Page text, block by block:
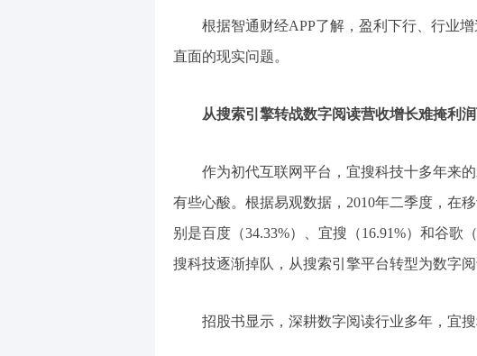
根据智通财经APP了解，盈利下行、行业
直面的现实问题。
从搜索引擎转战数字阅读营收增长难掩利
作为初代互联网平台，宜搜科技十多年来
有些心酸。根据易观数据，2010年二季度，在
别是百度（34.33%）、宜搜（16.91%）和谷歌
搜科技逐渐掉队，从搜索引擎平台转型为数字阅
招股书显示，深耕数字阅读行业多年，宜